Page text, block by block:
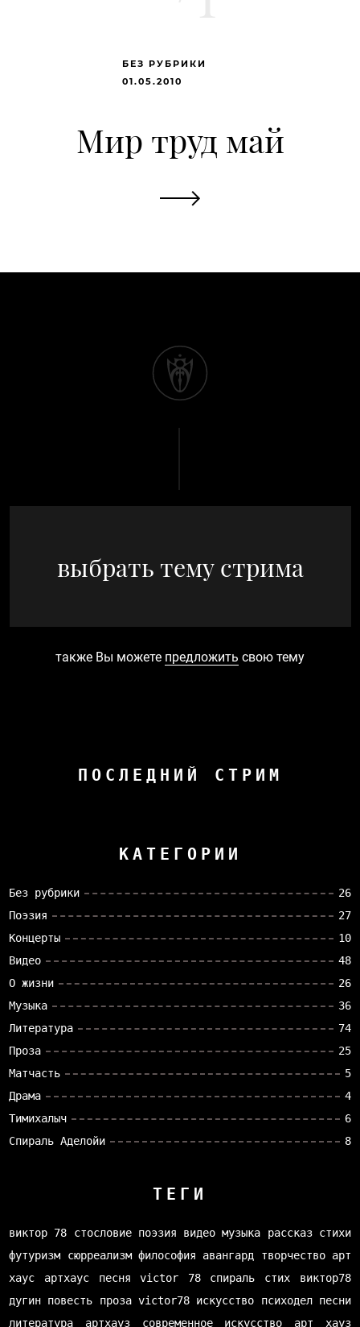
БЕЗ РУБРИКИ
01.05.2010
Мир труд май
выбрать тему стрима
также Вы можете предложить свою тему
ПОСЛЕДНИЙ СТРИМ
КАТЕГОРИИ
Без рубрики
26
Поэзия
27
Концерты
10
Видео
48
О жизни
26
Музыка
36
Литература
74
Проза
25
Матчасть
5
Драма
4
Тимихалыч
6
Спираль Аделойи
8
ТЕГИ
виктор 78 стословие поэзия видео музыка рассказ стихи
футуризм
сюрреализм философия авангард творчество арт
хаус
артхаус песня victor 78 спираль стих
виктор78
дугин повесть проза victor78 искусство психодел песни
литература
артхауз современное искусство арт хауз